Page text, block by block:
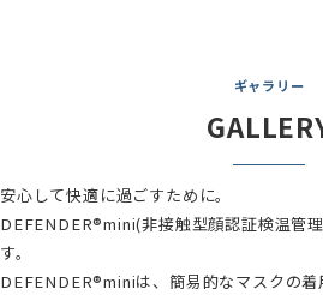
ギャラリー
安心して快適に過ごすために。
DEFENDER®mini(非接触型顔認証検温管
す。
DEFENDER®miniは、簡易的なマスクの